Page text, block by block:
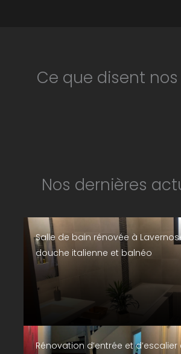
Ce que disent
Nos dernières
Salle de bain rénovée à
douche italienne et balnéo
Rénovation d’entrée et d’escalier